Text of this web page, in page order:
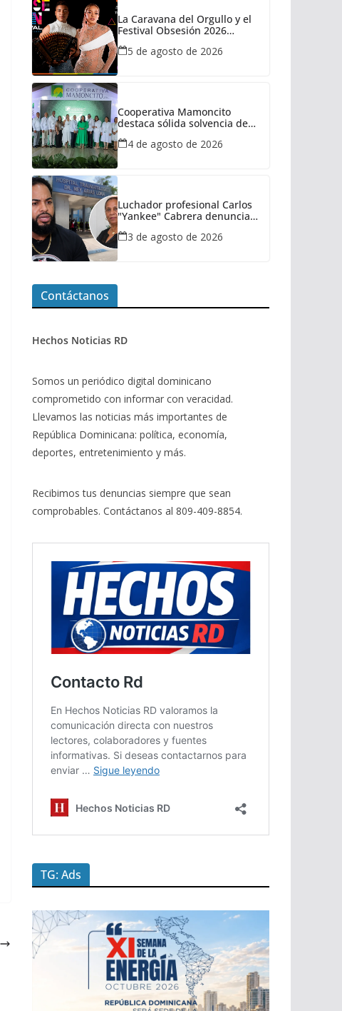
La Caravana del Orgullo y el
Festival Obsesión 2026
La Fiera Típica
5 de agosto de 2026
Cooperativa Mamoncito
destaca sólida solvencia de
Asamblea General de
4 de agosto de 2026
Luchador profesional Carlos
"Yankee" Cabrera denuncia
tras la muerte de su madre
3 de agosto de 2026
Contáctanos
Hechos Noticias RD
Somos un periódico digital dominicano
comprometido con informar con veracidad.
Llevamos las noticias más importantes de
República Dominicana: política, economía,
deportes, entretenimiento y más.
Recibimos tus denuncias siempre que sean
comprobables. Contáctanos al 809-409-8854.
TG: Ads